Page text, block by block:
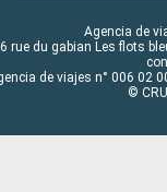
Agencia de
rue du gabian Les flots
de viajes n° 006 02
©